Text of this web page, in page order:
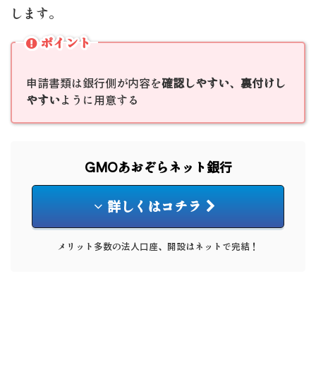
します。
ポイント
申請書類は銀行側が内容を確認しやすい、 裏付けし
やすいように用意する
GMOあおぞらネット銀行
詳しくはコチラ
メリット多数の法人口座、開設はネットで完結！